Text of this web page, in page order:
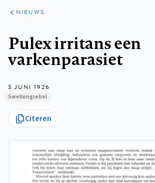
ARTIKELEN
HET
KORT
NIEUWS
Pulex irritans een
varkenparasiet
3 JUNI 1926
Swellengrebel
Citeren